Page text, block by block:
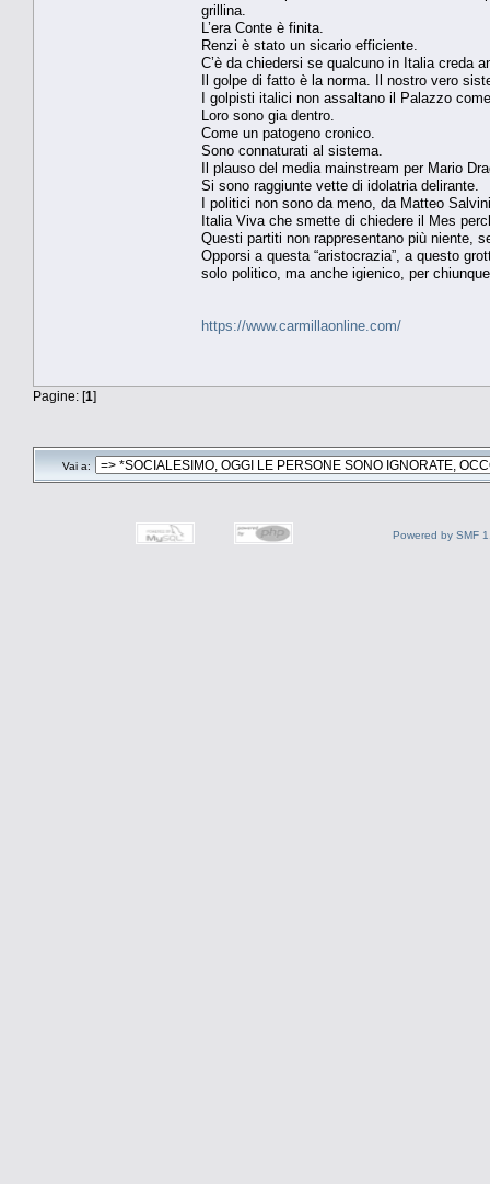
grillina.
L’era Conte è finita.
Renzi è stato un sicario efficiente.
C’è da chiedersi se qualcuno in Italia creda
Il golpe di fatto è la norma. Il nostro vero
I golpisti italici non assaltano il Palazzo
Loro sono gia dentro.
Come un patogeno cronico.
Sono connaturati al sistema.
Il plauso del media mainstream per Mario
Si sono raggiunte vette di idolatria delirante.
I politici non sono da meno, da Matteo
Italia Viva che smette di chiedere il Mes
Questi partiti non rappresentano più niente,
Opporsi a questa “aristocrazia”, a questo
solo politico, ma anche igienico, per
https://www.carmillaonline.com/
Pagine: [1]
Vai a:
Powered by SMF